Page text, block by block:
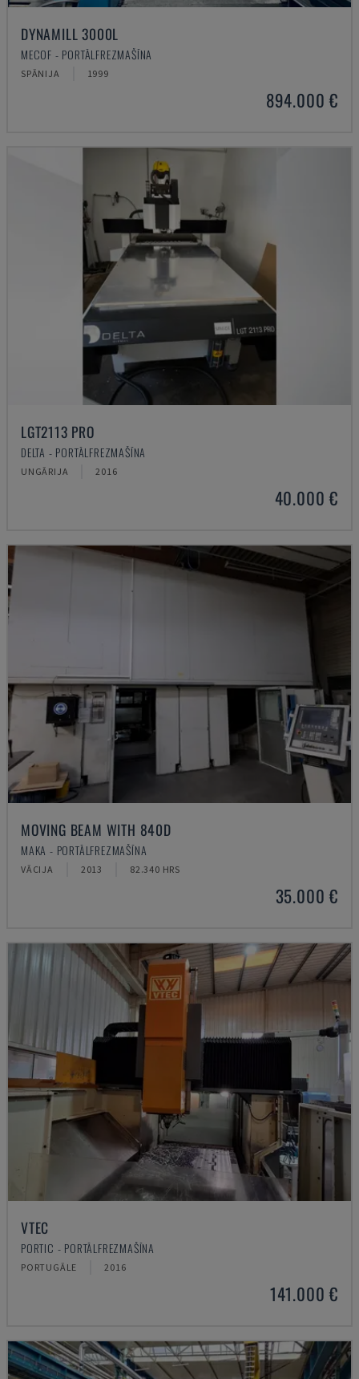
DYNAMILL 3000L
MECOF - PORTĀLFREZMAŠĪNA
SPĀNIJA 1999
894.000 €
LGT2113 PRO
DELTA - PORTĀLFREZMAŠĪNA
UNGĀRIJA 2016
40.000 €
MOVING BEAM WITH 840D
MAKA - PORTĀLFREZMAŠĪNA
VĀCIJA 2013 82.340 HRS
35.000 €
VTEC
PORTIC - PORTĀLFREZMAŠĪNA
PORTUGĀLE 2016
141.000 €